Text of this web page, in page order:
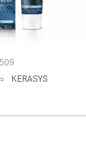
KERASYS